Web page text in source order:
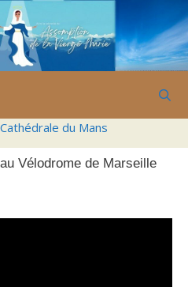
Cathédrale du Mans
Vélodrome de Marseille